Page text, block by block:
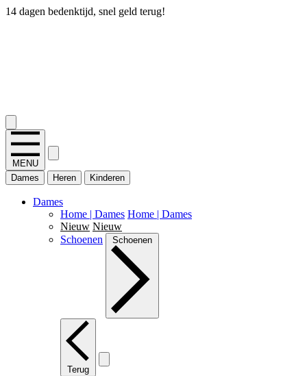
14 dagen bedenktijd, snel geld terug!
MENU
Dames
Heren Kinderen
Dames
Home | Dames Home | Dames
Nieuw Nieuw
Schoenen
Schoenen
Terug